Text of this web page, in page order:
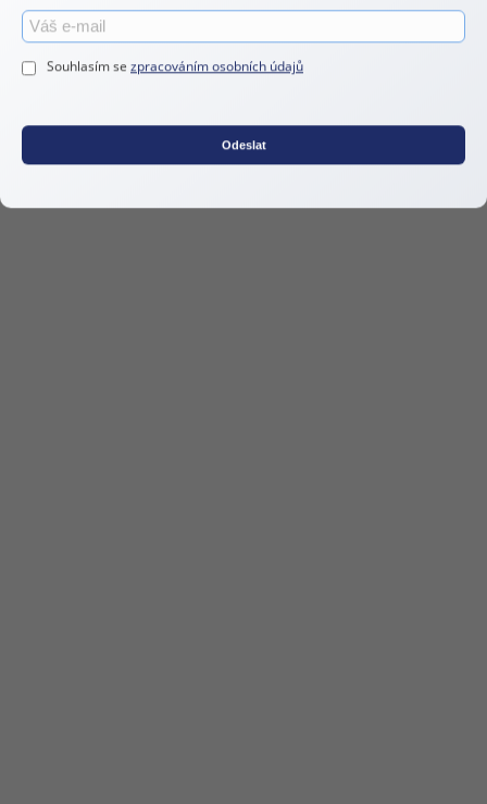
Souhlasím se zpracováním osobních údajů
Odeslat